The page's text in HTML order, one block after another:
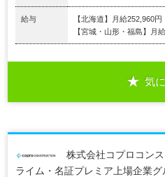
給与
【北海道】月給252,960
【宮城・山形・福島】月給
気
株式会社コプロコン
ライム・名証プレミア上場企業グ